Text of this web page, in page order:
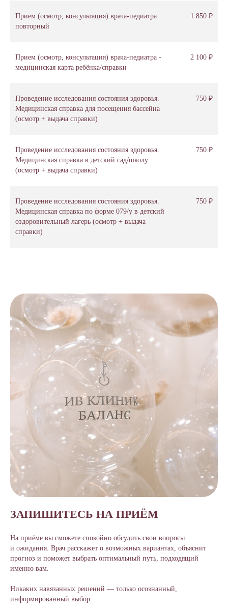
Прием (осмотр, консультация) врача-педиатра
повторный
1 850 ₽
Прием (осмотр, консультация) врача-педиатра -
медицинская карта ребёнка/справки
2 100 ₽
Проведение исследования состояния здоровья.
Медицинская справка для посещения бассейна
(осмотр + выдача справки)
750 ₽
Проведение исследования состояния здоровья.
Медицинская справка в детский сад/школу
(осмотр + выдача справки)
750 ₽
Проведение исследования состояния здоровья.
Медицинская справка по форме 079/у в детский
оздоровительный лагерь (осмотр + выдача
справки)
750 ₽
ЗАПИШИТЕСЬ НА ПРИЁМ
На приёме вы сможете спокойно обсудить свои вопросы
и ожидания. Врач расскажет о возможных вариантах, объяснит
прогноз и поможет выбрать оптимальный путь, подходящий
именно вам.
Никаких навязанных решений — только осознанный,
информированный выбор.